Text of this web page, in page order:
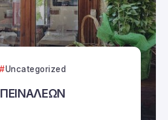
Uncategorized
ΠΕΙΝΑΛΕΩΝ